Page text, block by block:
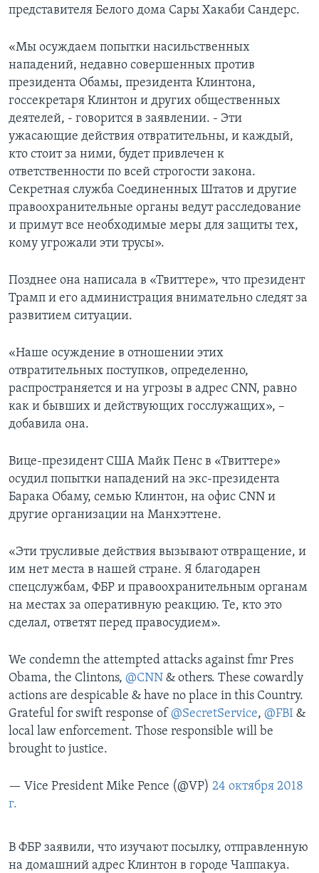
представителя Белого дома Сары Хакаби Сандерс.
«Мы осуждаем попытки насильственных
нападений, недавно совершенных против
президента Обамы, президента Клинтона,
госсекретаря Клинтон и других общественных
деятелей, - говорится в заявлении. - Эти
ужасающие действия отвратительны, и каждый,
кто стоит за ними, будет привлечен к
ответственности по всей строгости закона.
Секретная служба Соединенных Штатов и другие
правоохранительные органы ведут расследование
и примут все необходимые меры для защиты тех,
кому угрожали эти трусы».
Позднее она написала в «Твиттере», что президент
Трамп и его администрация внимательно следят за
развитием ситуации.
«Наше осуждение в отношении этих
отвратительных поступков, определенно,
распространяется и на угрозы в адрес CNN, равно
как и бывших и действующих госслужащих», –
добавила она.
Вице-президент США Майк Пенс в «Твиттере»
осудил попытки нападений на экс-президента
Барака Обаму, семью Клинтон, на офис CNN и
другие организации на Манхэттене.
«Эти трусливые действия вызывают отвращение, и
им нет места в нашей стране. Я благодарен
спецслужбам, ФБР и правоохранительным органам
на местах за оперативную реакцию. Те, кто это
сделал, ответят перед правосудием».
We condemn the attempted attacks against fmr Pres
Obama, the Clintons, @CNN & others. These cowardly
actions are despicable & have no place in this Country.
Grateful for swift response of@SecretService, @FBI &
local law enforcement. Those responsible will be
brought to justice.
— Vice President Mike Pence (@VP) 24 октября 2018
г.
​В ФБР заявили, что изучают посылку, отправленную
на домашний адрес Клинтон в городе Чаппакуа.